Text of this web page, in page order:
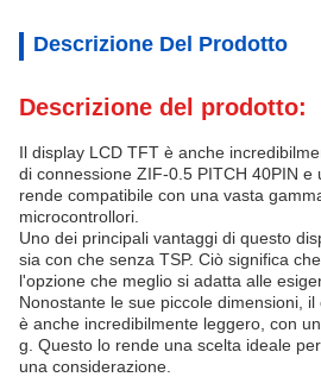
Descrizione Del Prodotto
Descrizione del prodotto:
Il display LCD TFT è anche
di connessione ZIF-0.5 PITCH 40PIN e
rende compatibile con una vasta
microcontrollori.
Uno dei principali vantaggi di questo
sia con che senza TSP. Ciò significa
l'opzione che meglio si adatta alle
Nonostante le sue piccole dimensioni,
è anche incredibilmente leggero, con
g. Questo lo rende una scelta ideale
una considerazione.